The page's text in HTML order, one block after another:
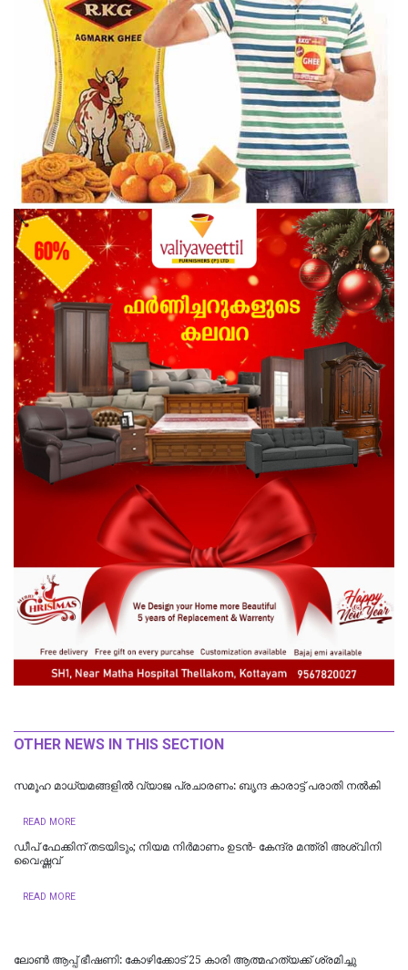
OTHER NEWS IN THIS SECTION
സമൂഹ മാധ്യമങ്ങളിൽ വ്യാജ പ്രചാരണം: ബൃന്ദ കാരാട്ട്‌ പരാതി നൽകി
READ MORE
ഡീപ് ഫേക്കിന് തടയിടും; നിയമ നിർമാണം ഉടന്‍- കേന്ദ്ര മന്ത്രി അശ്വിനി
വൈഷ്ണവ്
READ MORE
ലോണ്‍ ആപ്പ് ഭീഷണി: കോഴിക്കോട് 25 കാരി ആത്മഹത്യക്ക് ശ്രമിച്ചു